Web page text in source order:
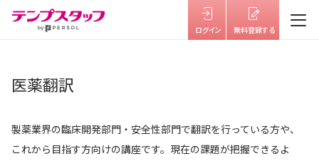
仕事を探す
はたらき方を選ぶ
医薬翻訳
製薬業界の臨床開発部門・安全性部門で翻訳を行っている方や、
これから目指す方向けの講座です。現在の課題が把握できるよ